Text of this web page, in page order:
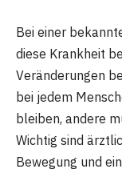
Bei einer
diese Krankheit
Veränderungen
bei jedem
bleiben, andere
Wichtig sind
Bewegung und